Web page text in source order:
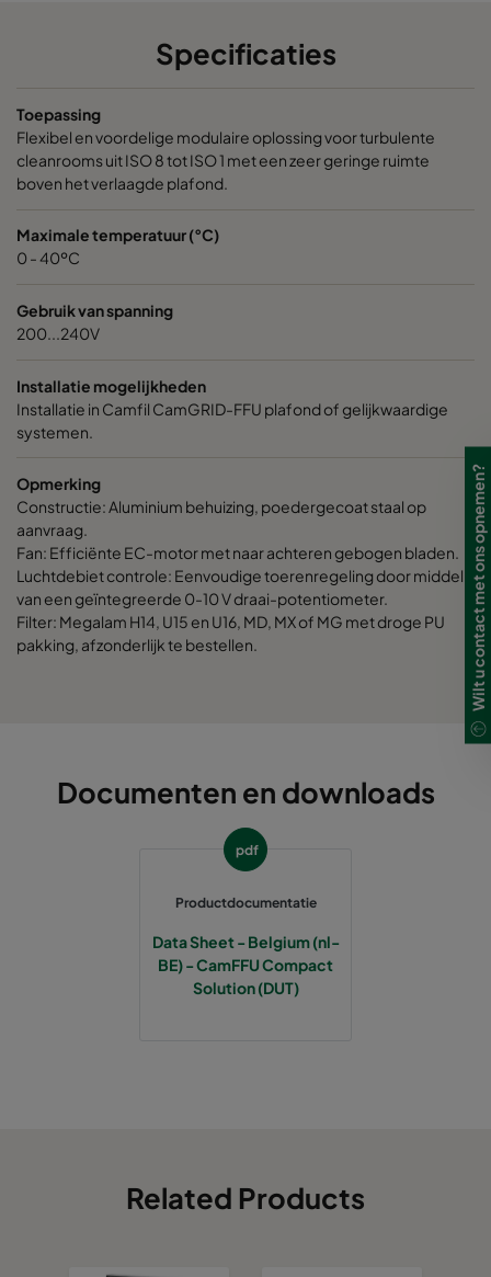
Specificaties
Toepassing
Flexibel en voordelige modulaire oplossing voor turbulente
cleanrooms uit ISO 8 tot ISO 1 met een zeer geringe ruimte
boven het verlaagde plafond.
Maximale temperatuur (°C)
0 - 40ºC
Gebruik van spanning
200...240V
Installatie mogelijkheden
Installatie in Camfil CamGRID-FFU plafond of gelijkwaardige
systemen.
Opmerking
Constructie: Aluminium behuizing, poedergecoat staal op
aanvraag.
Fan: Efficiënte EC-motor met naar achteren gebogen bladen.
Luchtdebiet controle: Eenvoudige toerenregeling door middel
van een geïntegreerde 0-10 V draai-potentiometer.
Filter: Megalam H14, U15 en U16, MD, MX of MG met droge PU
pakking, afzonderlijk te bestellen.
Documenten en downloads
pdf
Productdocumentatie
Data Sheet - Belgium (nl-
BE) - CamFFU Compact
Solution (DUT)
Related Products
Wilt u contact met ons opnemen?